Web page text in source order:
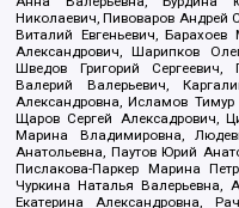
Николаевич, Пивоваров Андрей
Виталий Евгеньевич,
Александрович, Шарипков
Шведов Григорий
Валерий Валерьевич,
Александровна, Исламов
Щаров Сергей Алексадрович,
Марина Владимировна,
Анатольевна, Паутов Юрий
Пислакова-Паркер Марина
Чуркина Наталья Валерьевна,
Екатерина Александровна,